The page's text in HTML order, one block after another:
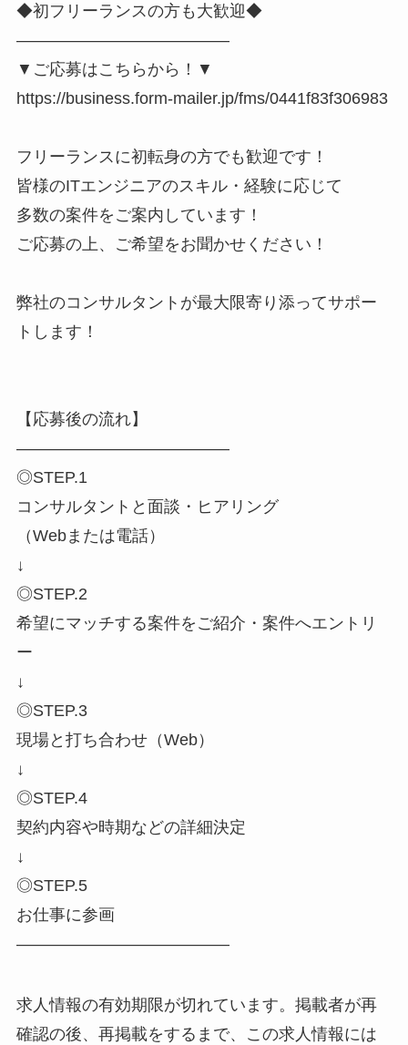
◆初フリーランスの方も大歓迎◆
―――――――――――――
▼ご応募はこちらから！▼
https://business.form-mailer.jp/fms/0441f83f306983
フリーランスに初転身の方でも歓迎です！
皆様のITエンジニアのスキル・経験に応じて
多数の案件をご案内しています！
ご応募の上、ご希望をお聞かせください！
弊社のコンサルタントが最大限寄り添ってサポー
トします！
【応募後の流れ】
―――――――――――――
◎STEP.1
コンサルタントと面談・ヒアリング
（Webまたは電話）
↓
◎STEP.2
希望にマッチする案件をご紹介・案件へエントリ
ー
↓
◎STEP.3
現場と打ち合わせ（Web）
↓
◎STEP.4
契約内容や時期などの詳細決定
↓
◎STEP.5
お仕事に参画
―――――――――――――
求人情報の有効期限が切れています。掲載者が再
確認の後、再掲載をするまで、この求人情報には